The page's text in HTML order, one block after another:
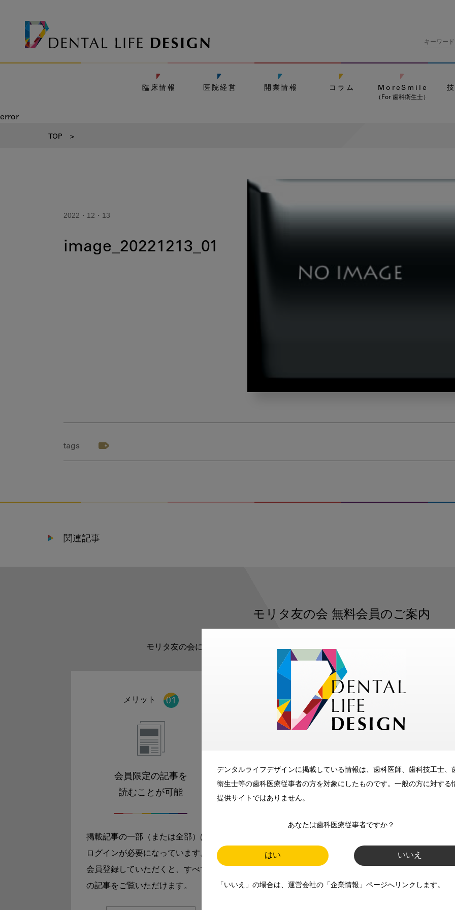
デンタルライフデザインに掲載している情報は、歯科医師、歯科技工士、
衛生士等の歯科医療従事者の方を対象にしたものです。一般の方に対する
提供サイトではありません。
あなたは歯科医療従事者ですか？
はい いいえ
「いいえ」の場合は、運営会社の「企業情報」ページへリンクします。
臨床情報 医院経営 開業情報 コラム MoreSmile
（For 歯科衛生士）
error
TOP >
2022・12・13
image_20221213_01
tags
関連記事
モリタ友の会 無料会員のご案内
モリタ友の会に登録いただくと、デンタルライフデザインをもっと便利にご利用い
メリット
会員限定の記事を
読むことが可能
掲載記事の一部（または全部）は
ログインが必要になっています。
会員登録していただくと、すべて
の記事をご覧いただけます。
メリット
メールマガジンでお届け
師、歯科衛生士、歯科技工士）に
お届けします。